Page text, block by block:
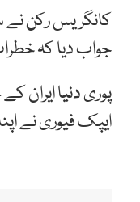
کانگریس رکن نے
جواب دیا کہ
پوری دنیا ایران
ایپک فیوری نے